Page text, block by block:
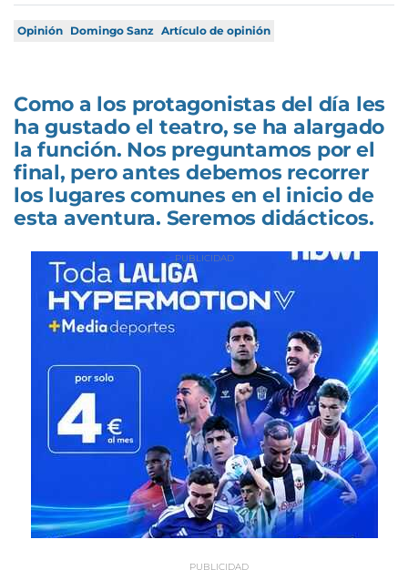
Opinión Domingo Sanz Artículo de opinión
Como a los protagonistas del día les
ha gustado el teatro, se ha alargado
la función. Nos preguntamos por el
final, pero antes debemos recorrer
los lugares comunes en el inicio de
esta aventura. Seremos didácticos.